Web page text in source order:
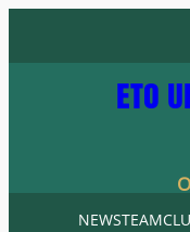
ETO
NEWSTEAM